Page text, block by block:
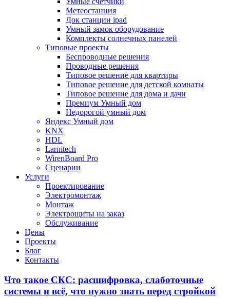
Метеостанция
Док станции ipad
Умный замок оборудование
Комплекты солнечных панелей
Типовые проекты
Беспроводные решения
Проводные решения
Типовое решение для квартиры
Типовое решение для детской комнаты
Типовое решение для дома и дачи
Премиум Умный дом
Недорогой умный дом
Яндекс Умный дом
KNX
HDL
Larnitech
WirenBoard Pro
Сценарии
Услуги
Проектирование
Электромонтаж
Монтаж
Электрощиты на заказ
Обслуживание
Цены
Проекты
Блог
Контакты
Что такое СКС: расшифровка, слаботочные
системы и всё, что нужно знать перед стройкой